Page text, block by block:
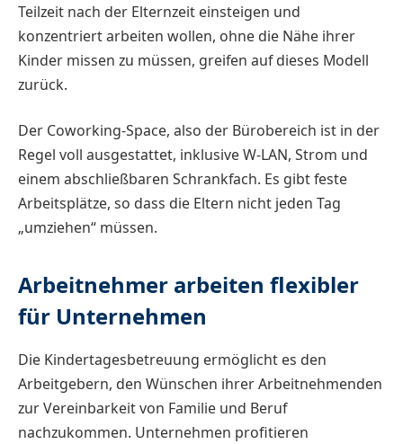
Teilzeit nach der Elternzeit einsteigen und
konzentriert arbeiten wollen, ohne die Nähe ihrer
Kinder missen zu müssen, greifen auf dieses Modell
zurück.
Der Coworking-Space, also der Bürobereich ist in der
Regel voll ausgestattet, inklusive W-LAN, Strom und
einem abschließbaren Schrankfach. Es gibt feste
Arbeitsplätze, so dass die Eltern nicht jeden Tag
„umziehen“ müssen.
Arbeitnehmer arbeiten flexibler
für Unternehmen
Die Kindertagesbetreuung ermöglicht es den
Arbeitgebern, den Wünschen ihrer Arbeitnehmenden
zur Vereinbarkeit von Familie und Beruf
nachzukommen. Unternehmen profitieren